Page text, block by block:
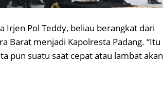
Irjen Pol Teddy, beliau berangkat dari
Barat menjadi Kapolresta Padang. “Itu
pun suatu saat cepat atau lambat akan